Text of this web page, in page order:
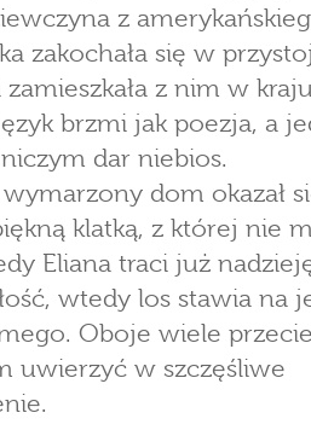
z
zakochała się w
zamieszkała z nim w
brzmi jak poezja, a
dar niebios.
dom okazał
klatką, z której nie
Eliana traci już
wtedy los stawia na
Oboje wiele
uwierzyć w szczęśliwe